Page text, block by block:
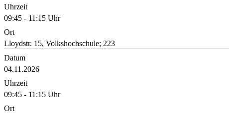
Uhrzeit
09:45 - 11:15 Uhr
Ort
Lloydstr. 15, Volkshochschule; 223
Datum
04.11.2026
Uhrzeit
09:45 - 11:15 Uhr
Ort